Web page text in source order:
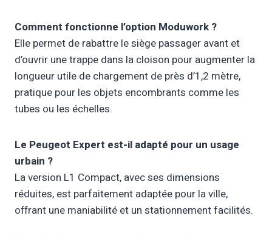
Comment fonctionne l’option Moduwork ?
Elle permet de rabattre le siège passager avant et
d’ouvrir une trappe dans la cloison pour augmenter la
longueur utile de chargement de près d’1,2 mètre,
pratique pour les objets encombrants comme les
tubes ou les échelles.
Le Peugeot Expert est-il adapté pour un usage
urbain ?
La version L1 Compact, avec ses dimensions
réduites, est parfaitement adaptée pour la ville,
offrant une maniabilité et un stationnement facilités.